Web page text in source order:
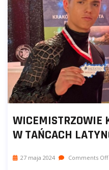
WICEMISTRZOWIE
W TAŃCACH
27 maja 2024 Comments Off